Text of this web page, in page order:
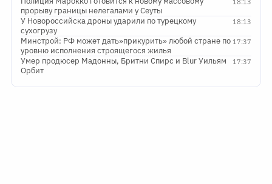
18:13
прорыву границы нелегалами у Сеуты
18:13
У Новороссийска дроны ударили по турецкому
сухогрузу
17:37
Минстрой: РФ может дать»прикурить» любой стране по
уровню исполнения строящегося жилья
17:37
Умер продюсер Мадонны, Бритни Спирс и Blur Уильям
Орбит